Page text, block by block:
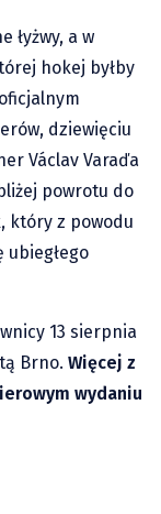
łyżwy, a w
hokej byłby
dziewięciu
Václav Varaďa
powrotu do
który z powodu
ubiegłego
13 sierpnia
Brno. Więcej z
wydaniu